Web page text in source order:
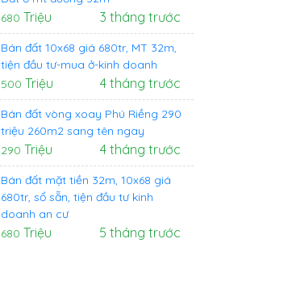
680 Triệu 3 tháng trước
Bán đất 10x68 giá 680tr, MT 32m,
tiện đầu tư-mua ở-kinh doanh
500 Triệu 4 tháng trước
Bán đất vòng xoay Phú Riềng 290
triệu 260m2 sang tên ngay
290 Triệu 4 tháng trước
Bán đất mặt tiền 32m, 10x68 giá
680tr, sổ sẵn, tiện đầu tư kinh
doanh an cư
680 Triệu 5 tháng trước